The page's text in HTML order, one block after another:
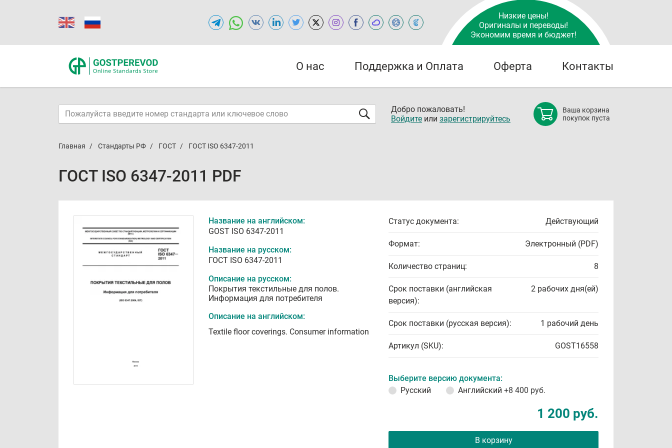
Низкие цены!
Оригиналы и переводы!
Экономим время и бюджет!
О нас Поддержка и Оплата Оферта Контакты
Добро пожаловать!
Войдите или зарегистрируйтесь
Ваша корзина
покупок пуста
Главная Стандарты РФ ГОСТ ГОСТ ISO 6347-2011
ГОСТ ISO 6347-2011 PDF
Название на английском:
GOST ISO 6347-2011
Название на русском:
ГОСТ ISO 6347-2011
Описание на русском:
Покрытия текстильные для полов.
Информация для потребителя
Описание на английском:
Textile floor coverings. Consumer information
Статус документа: Действующий
Формат: Электронный (PDF)
Количество страниц: 8
Срок поставки (английская
версия):
2 рабочих дня(ей)
Срок поставки (русская версия): 1 рабочий день
Артикул (SKU): GOST16558
Выберите версию документа:
Русский
Английский +8 400 руб.
1 200 руб.
В корзину